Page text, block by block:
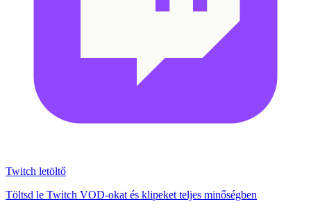
Twitch letöltő
Töltsd le Twitch VOD-okat és klipeket teljes minőségben